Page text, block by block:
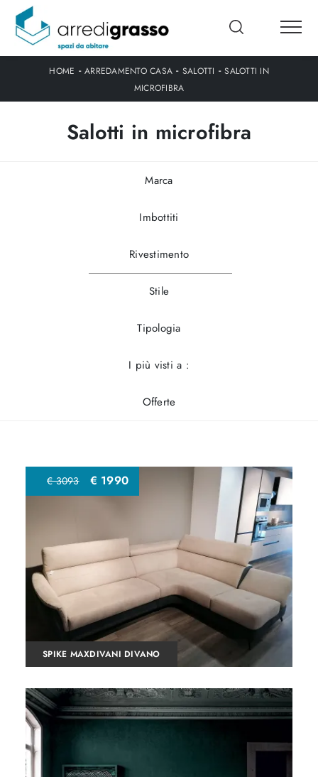
HOME - ARREDAMENTO CASA - SALOTTI -SALOTTI IN
MICROFIBRA
Salotti in microfibra
Marca
Imbottiti
Rivestimento
Stile
Tipologia
I più visti a :
Offerte
€ 3093 € 1990
SPIKE MAXDIVANI DIVANO